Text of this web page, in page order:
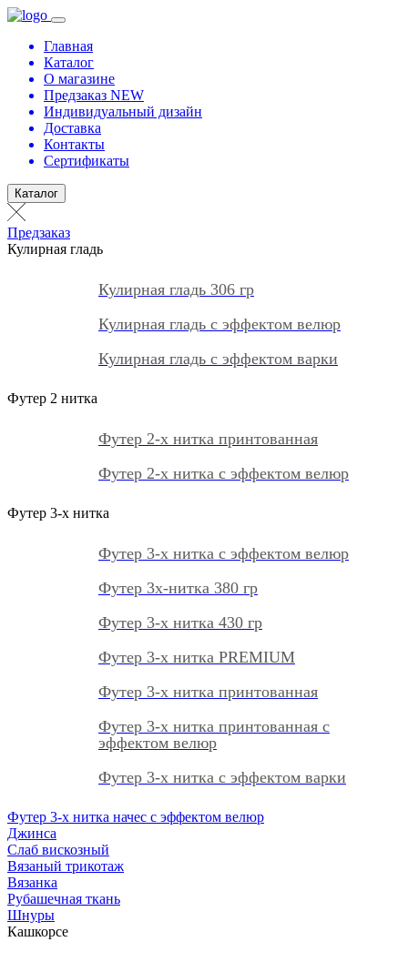
Главная
Каталог
О магазине
Предзаказ NEW
Индивидуальный дизайн
Доставка
Контакты
Сертификаты
Каталог
Предзаказ
Кулирная гладь
Кулирная гладь 306 гр
Кулирная гладь с эффектом велюр
Кулирная гладь с эффектом варки
Футер 2 нитка
Футер 2-х нитка принтованная
Футер 2-х нитка с эффектом велюр
Футер 3-х нитка
Футер 3-х нитка с эффектом велюр
Футер 3х-нитка 380 гр
Футер 3-х нитка 430 гр
Футер 3-х нитка PREMIUM
Футер 3-х нитка принтованная
Футер 3-х нитка принтованная с
эффектом велюр
Футер 3-х нитка с эффектом варки
Футер 3-х нитка начес с эффектом велюр
Джинса
Слаб вискозный
Вязаный трикотаж
Вязанка
Рубашечная ткань
Шнуры
Кашкорсе